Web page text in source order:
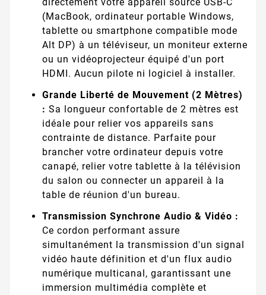
(MacBook, ordinateur portable Windows,
tablette ou smartphone compatible mode
Alt DP) à un téléviseur, un moniteur externe
ou un vidéoprojecteur équipé d'un port
HDMI. Aucun pilote ni logiciel à installer.
Grande Liberté de Mouvement (2 Mètres)
: Sa longueur confortable de 2 mètres est
idéale pour relier vos appareils sans
contrainte de distance. Parfaite pour
brancher votre ordinateur depuis votre
canapé, relier votre tablette à la télévision
du salon ou connecter un appareil à la
table de réunion d'un bureau.
Transmission Synchrone Audio & Vidéo :
Ce cordon performant assure
simultanément la transmission d'un signal
vidéo haute définition et d'un flux audio
numérique multicanal, garantissant une
immersion multimédia complète et